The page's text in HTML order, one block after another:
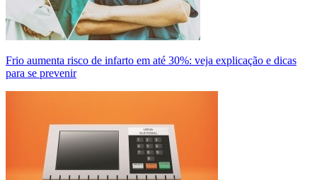
Frio aumenta risco de infarto em até 30%: veja explicação e dicas
para se prevenir